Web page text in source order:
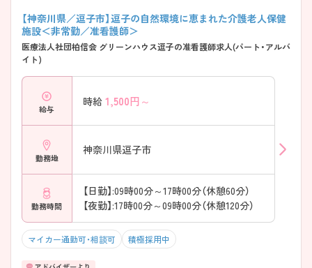
【神奈川県／逗子市】逗子の自然環境に恵まれた介護老人保健
施設＜非常勤／准看護師＞
医療法人社団柏信会 グリーンハウス逗子の准看護師求人(パート・アルバ
イト)
給与
時給 1,500円～
勤務地
神奈川県逗子市
勤務時間
【日勤】:09時00分～17時00分（休憩60分）
【夜勤】:17時00分～09時00分（休憩120分）
マイカー通勤可・相談可 積極採用中